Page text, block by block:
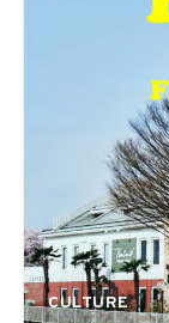
CULTURE